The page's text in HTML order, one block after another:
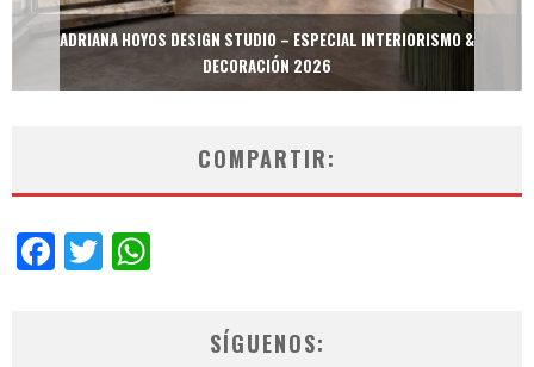
MULTIOFICINAS / AMOBLARE / TREZE – ESPECIAL INTERIORISMO &
DECORACIÓN 2026
COMPARTIR:
Facebook
Twitter
SÍGUENOS: